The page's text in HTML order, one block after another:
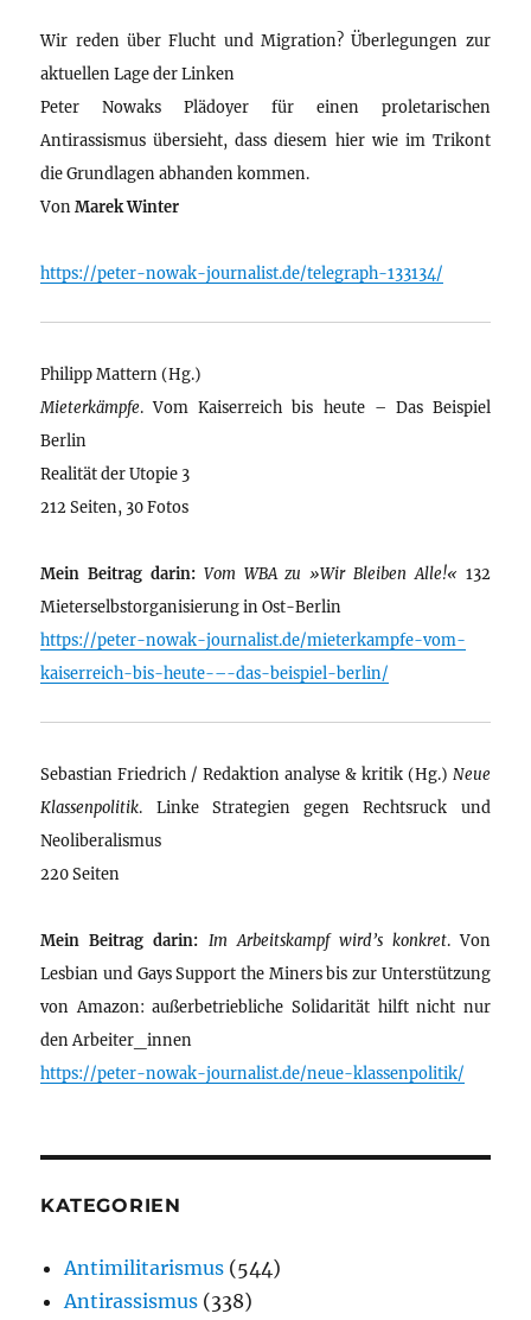
Wir reden über Flucht und Migration? Überlegungen zur
aktuellen Lage der Linken
Peter Nowaks Plädoyer für einen proletarischen
Antirassismus übersieht, dass diesem hier wie im Trikont
die Grundlagen abhanden kommen.
VonMarek Winter
https://peter-nowak-journalist.de/telegraph-133134/
Philipp Mattern (Hg.)
Mieterkämpfe. Vom Kaiserreich bis heute – Das Beispiel
Berlin
Realität der Utopie 3
212 Seiten, 30 Fotos
Mein Beitrag darin: Vom WBA zu »Wir Bleiben Alle!« 132
Mieterselbstorganisierung in Ost-Berlin
https://peter-nowak-journalist.de/mieterkampfe-vom-
kaiserreich-bis-heute-–-das-beispiel-berlin/
Sebastian Friedrich / Redaktion analyse & kritik (Hg.) Neue
Klassenpolitik. Linke Strategien gegen Rechtsruck und
Neoliberalismus
220 Seiten
Mein Beitrag darin: Im Arbeitskampf wird’s konkret. Von
Lesbian und Gays Support the Miners bis zur Unterstützung
von Amazon: außerbetriebliche Solidarität hilft nicht nur
den Arbeiter_innen
https://peter-nowak-journalist.de/neue-klassenpolitik/
KATEGORIEN
Antimilitarismus (544)
Antirassismus (338)